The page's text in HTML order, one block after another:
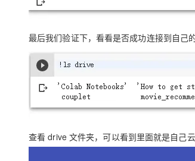
最后我们验证下，看看是否成功连接到自己
查看 drive 文件夹，可以看到里面就是自己